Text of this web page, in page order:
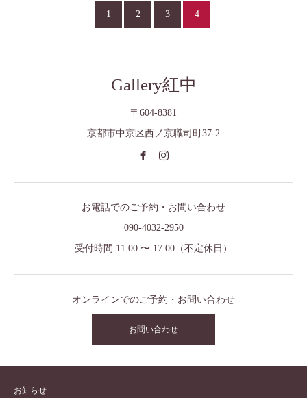
1 2 3 4
Gallery紅中
〒604-8381
京都市中京区西ノ京職司町37-2
お電話でのご予約・お問い合わせ
090-4032-2950
受付時間 11:00 〜 17:00（不定休日）
オンラインでのご予約・お問い合わせ
お問い合わせ
お知らせ